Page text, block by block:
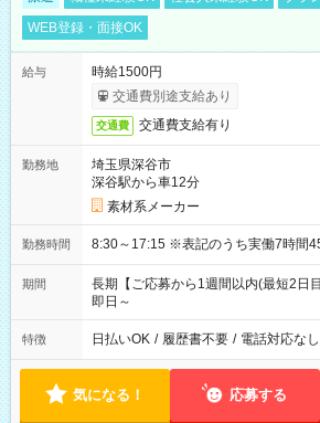
WEB登録・面接OK
給与
時給1500円
交通費別途支給あり
交通費 交通費支給有り
勤務地
埼玉県深谷市
深谷駅から車12分
素材系メーカー
勤務時間 8:30～17:15 ※表記のうち実働7時
期間
長期【ご応募から1週間以内(最短2日
即日～
特徴 日払いOK / 履歴書不要 / 電話対応なし
気になる！ 応募する